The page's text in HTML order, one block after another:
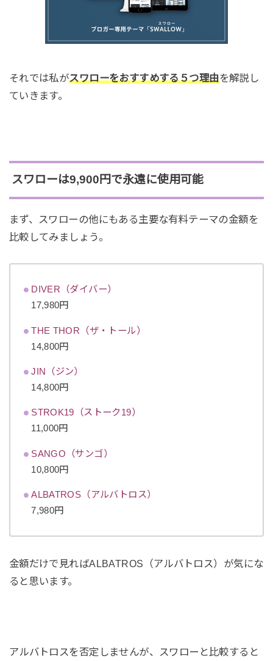
それでは私がスワローをおすすめする５つ理由を解説し
ていきます。
スワローは9,900円で永遠に使用可能
まず、スワローの他にもある主要な有料テーマの金額を
比較してみましょう。
DIVER（ダイバー）
17,980円
THE THOR（ザ・トール）
14,800円
JIN（ジン）
14,800円
STROK19（ストーク19）
11,000円
SANGO（サンゴ）
10,800円
ALBATROS（アルバトロス）
7,980円
金額だけで見ればALBATROS（アルバトロス）が気にな
ると思います。
アルバトロスを否定しませんが、スワローと比較すると